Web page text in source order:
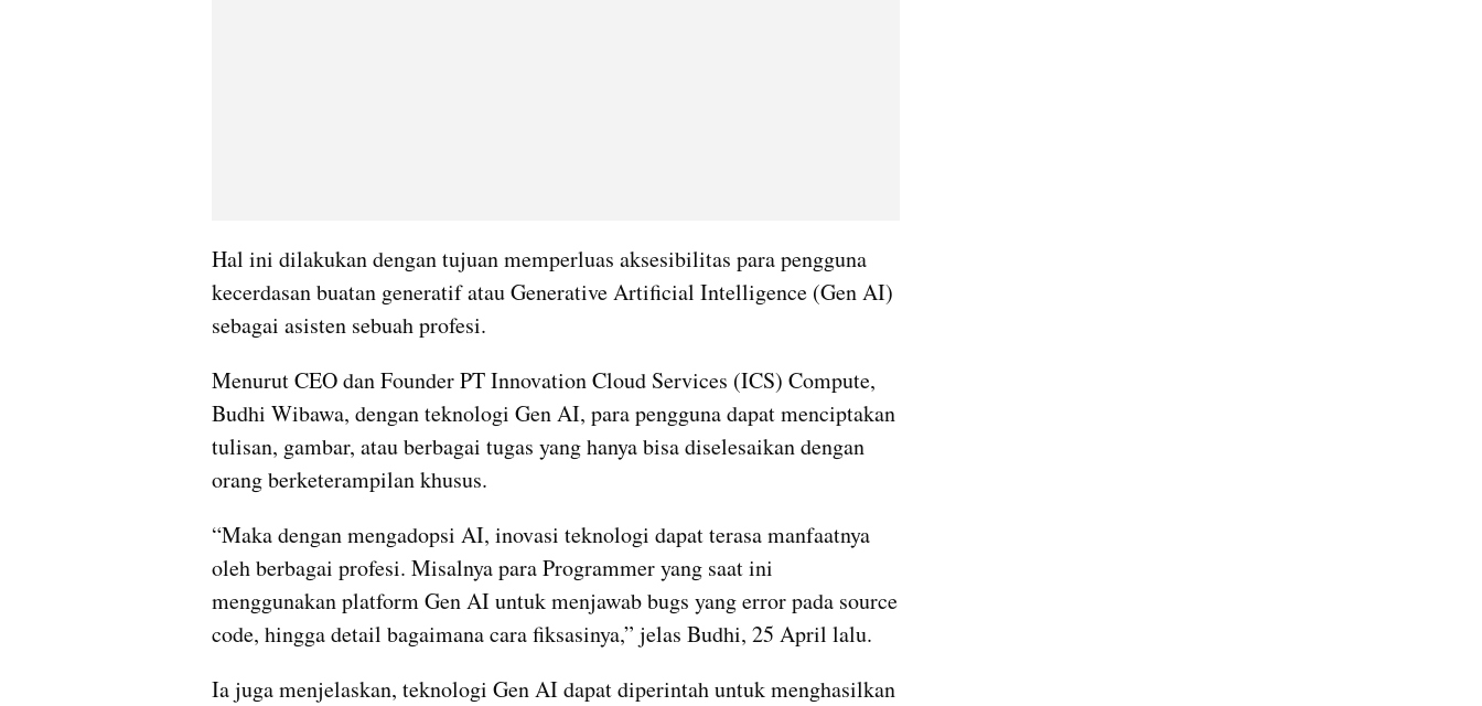
Hal ini dilakukan dengan tujuan memperluas aksesibilitas para pengguna
kecerdasan buatan generatif atau Generative Artificial Intelligence (Gen AI)
sebagai asisten sebuah profesi.
Menurut CEO dan Founder PT Innovation Cloud Services (ICS) Compute,
Budhi Wibawa, dengan teknologi Gen AI, para pengguna dapat menciptakan
tulisan, gambar, atau berbagai tugas yang hanya bisa diselesaikan dengan
orang berketerampilan khusus.
“Maka dengan mengadopsi AI, inovasi teknologi dapat terasa manfaatnya
oleh berbagai profesi. Misalnya para Programmer yang saat ini
menggunakan platform Gen AI untuk menjawab bugs yang error pada source
code, hingga detail bagaimana cara fiksasinya,” jelas Budhi, 25 April lalu.
Ia juga menjelaskan, teknologi Gen AI dapat diperintah untuk menghasilkan